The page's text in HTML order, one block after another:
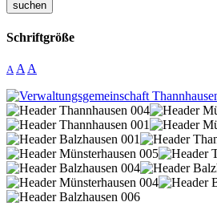
suchen
Schriftgröße
A A A